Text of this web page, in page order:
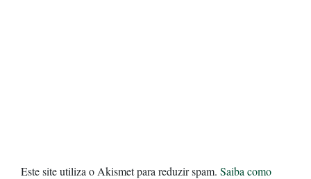
Este site utiliza o Akismet para reduzir spam. Saiba como